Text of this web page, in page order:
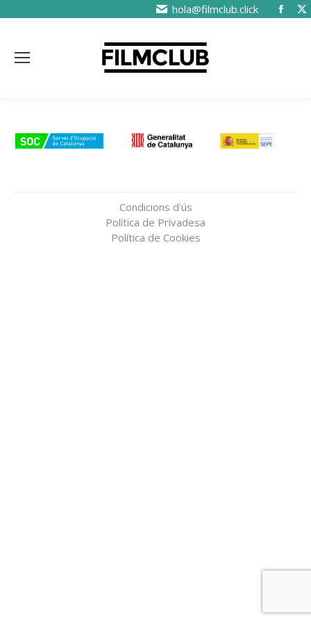
hola@filmclub.click
Condicions d'ús
Política de Privadesa
Política de Cookies